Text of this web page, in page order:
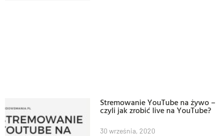
Stremowanie YouTube na żywo –
czyli jak zrobić live na YouTube?
30 września, 2020